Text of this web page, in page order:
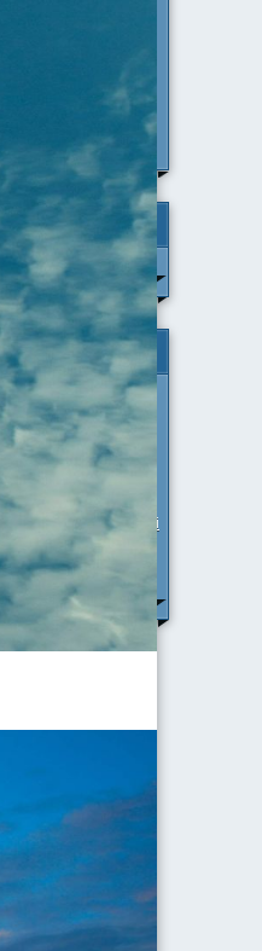
Settimana
di miglioramento
Abraham
della vita
Esistenza
Matrici Valori
Gestione delle